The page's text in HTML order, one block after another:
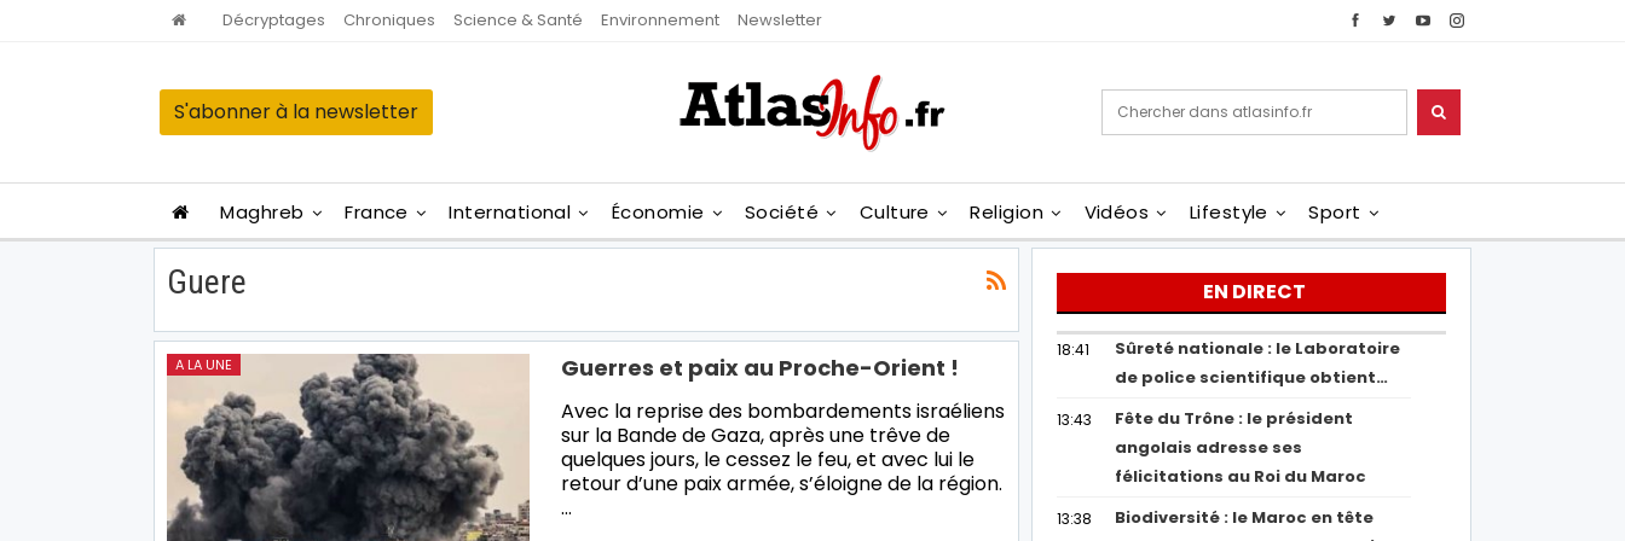
Décryptages Chroniques Science & Santé Environnement Newsletter
S'abonner à la newsletter
Maghreb France International Économie Société Culture Religion Vidéos Lifestyle Sport
Guere
A LA UNE Guerres et paix au Proche-Orient !
Avec la reprise des bombardements israéliens
sur la Bande de Gaza, après une trêve de
quelques jours, le cessez le feu, et avec lui le
retour d’une paix armée, s’éloigne de la région.
…
EN DIRECT
18:41
Sûreté nationale : le Laboratoire
de police scientifique obtient…
13:43
Fête du Trône : le président
angolais adresse ses
félicitations au Roi du Maroc
13:38
Biodiversité : le Maroc en tête